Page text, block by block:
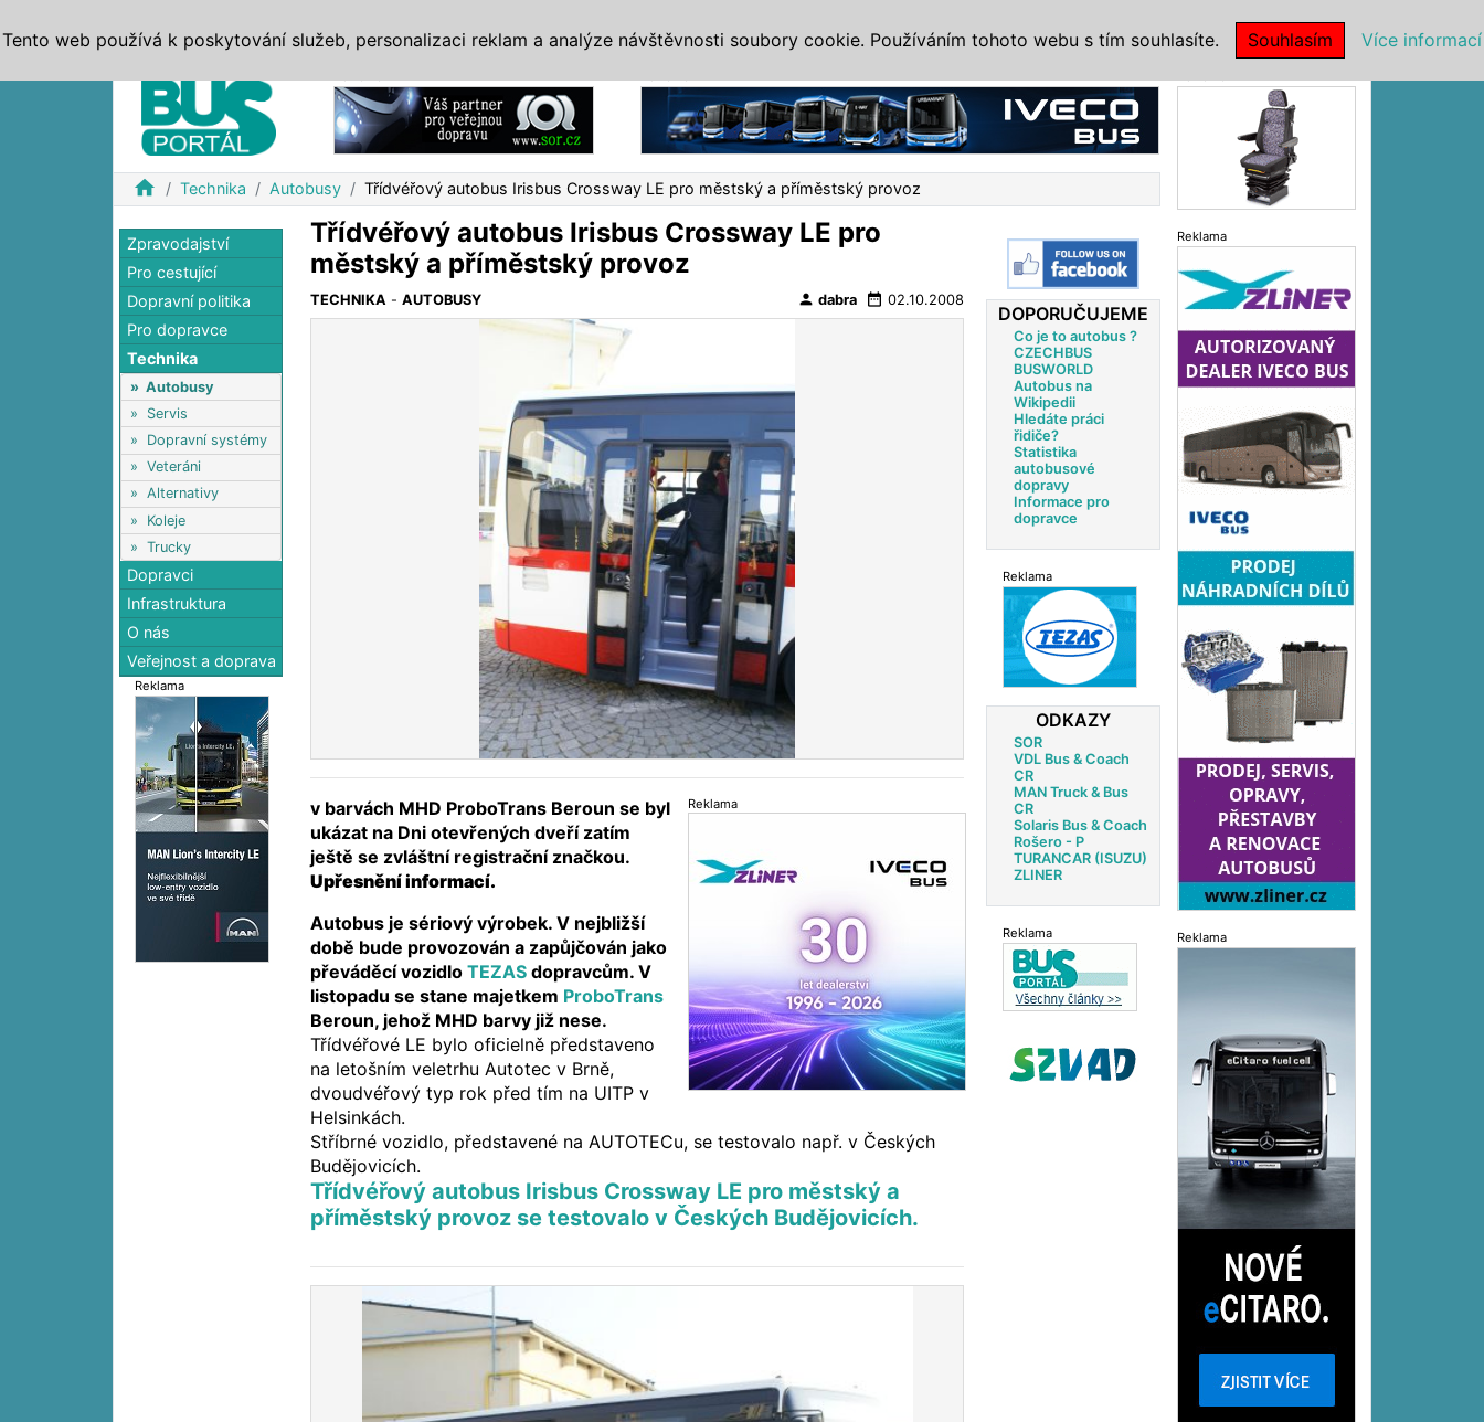
home Technika Autobusy Třídvéřový autobus Irisbus Crossway LE pro městský a příměstský provoz
Zpravodajství
Pro cestující
Dopravní politika
Pro dopravce
Technika
» Autobusy
» Servis
» Dopravní systémy
» Veteráni
» Alternativy
» Koleje
» Trucky
Dopravci
Infrastruktura
O nás
Veřejnost a doprava
Reklama
Třídvéřový autobus Irisbus Crossway LE pro
městský a příměstský provoz
TECHNIKA -AUTOBUSY person dabra date_range 02.10.2008
Reklama
v barvách MHD ProboTrans Beroun se byl
ukázat na Dni otevřených dveří zatím
ještě se zvláštní registrační značkou.
Upřesnění informací.
Autobus je sériový výrobek. V nejbližší
době bude provozován a zapůjčován jako
převáděcí vozidloTEZAS dopravcům. V
listopadu se stane majetkem ProboTrans
Beroun, jehož MHD barvy již nese.
Třídvéřové LE bylo oficielně představeno
na letošním veletrhu Autotec v Brně,
dvoudvéřový typ rok před tím na UITP v
Helsinkách.
Stříbrné vozidlo, představené na AUTOTECu, se testovalo např. v Českých
Budějovicích.
Třídvéřový autobus Irisbus Crossway LE pro městský a
příměstský provoz se testovalo v Českých Budějovicích.
DOPORUČUJEME
Co je to autobus ?
CZECHBUS
BUSWORLD
Autobus na
Wikipedii
Hledáte práci
řidiče?
Statistika
autobusové
dopravy
Informace pro
dopravce
Reklama
ODKAZY
SOR
VDL Bus & Coach
CR
MAN Truck & Bus
CR
Solaris Bus & Coach
Rošero - P
TURANCAR (ISUZU)
ZLINER
Reklama
Reklama
Reklama
Tento web používá k poskytování služeb, personalizaci reklam a analýze návštěvnosti soubory cookie. Používáním tohoto webu s tím souhlasíte. Souhlasím Více informací